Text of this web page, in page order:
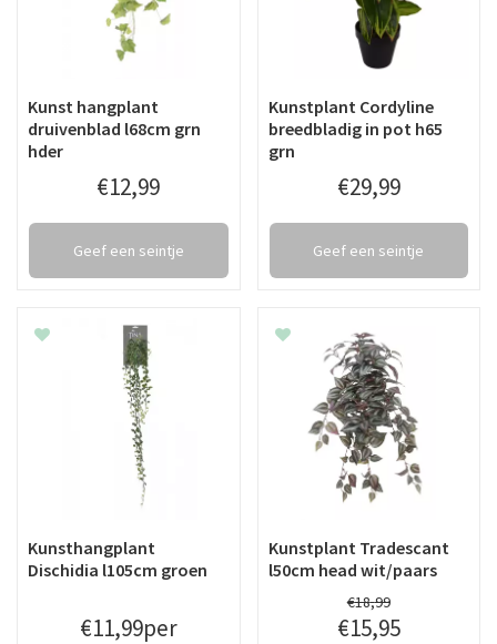
Kunst hangplant
druivenblad l68cm grn
hder
€12,99
Geef een seintje
Kunstplant Cordyline
breedbladig in pot h65
grn
€29,99
Geef een seintje
Kunsthangplant
Dischidia l105cm groen
€11,99per
Kunstplant Tradescant
l50cm head wit/paars
€18,99
€15,95